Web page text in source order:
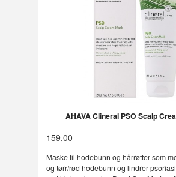
AHAVA Clineral PSO Scalp
159,00
Maske til hodebunn og hårrøtter som
og tørr/rød hodebunn og lindrer